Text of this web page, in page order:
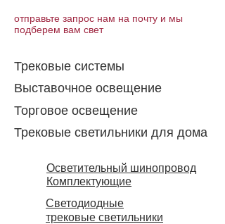
отправьте запрос нам на почту и мы
подберем вам свет
Трековые системы
Выставочное освещение
Торговое освещение​
Трековые светильники для дома
Осветительный шинопровод
Комплектующие
Светодиодные
трековые светильники